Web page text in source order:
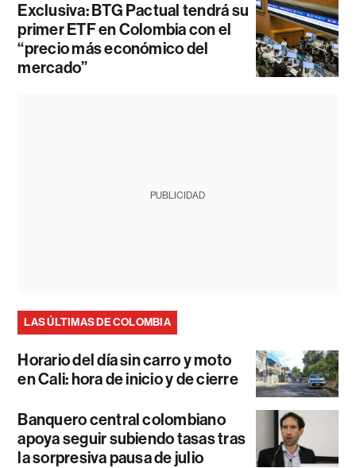
Exclusiva: BTG Pactual tendrá su
primer ETF en Colombia con el
“precio más económico del
mercado”
PUBLICIDAD
LAS ÚLTIMAS DE COLOMBIA
Horario del día sin carro y moto
en Cali: hora de inicio y de cierre
Banquero central colombiano
apoya seguir subiendo tasas tras
la sorpresiva pausa de julio